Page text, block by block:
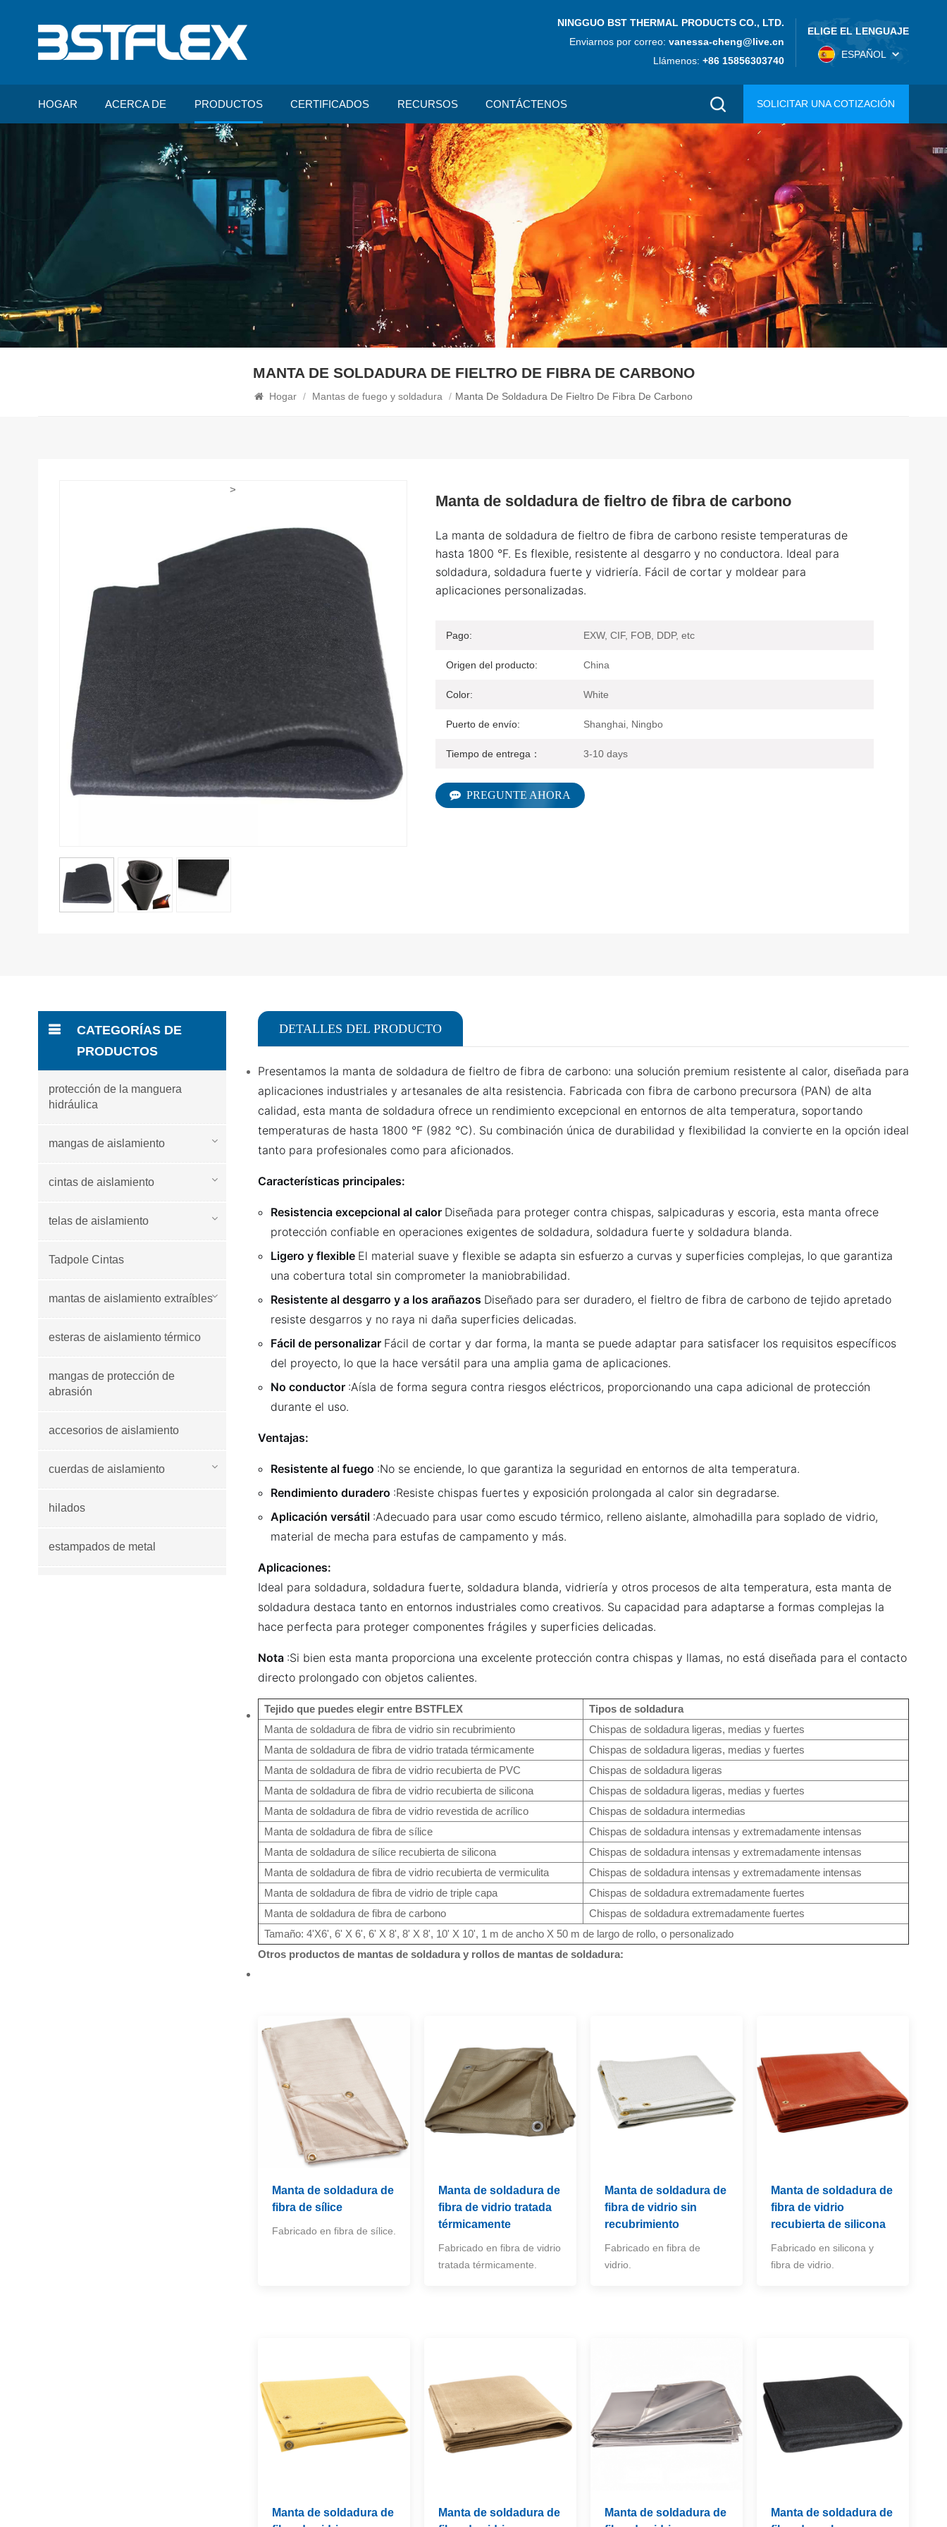
NINGGUO BST THERMAL PRODUCTS CO., LTD.
Enviarnos por correo:vanessa-cheng@live.cn
Llámenos:+86 15856303740
ELIGE EL LENGUAJE
ESPAÑOL
HOGAR ACERCA DE PRODUCTOS CERTIFICADOS RECURSOS CONTÁCTENOS SOLICITAR UNA COTIZACIÓN
MANTA DE SOLDADURA DE FIELTRO DE FIBRA DE CARBONO
Hogar / Mantas de fuego y soldadura / Manta De Soldadura De Fieltro De Fibra De Carbono
>
Manta de soldadura de fieltro de fibra de carbono
La manta de soldadura de fieltro de fibra de carbono resiste temperaturas de
hasta 1800 °F. Es flexible, resistente al desgarro y no conductora. Ideal para
soldadura, soldadura fuerte y vidriería. Fácil de cortar y moldear para
aplicaciones personalizadas.
Pago: EXW, CIF, FOB, DDP, etc
Origen del producto: China
Color: White
Puerto de envío: Shanghai, Ningbo
Tiempo de entrega： 3-10 days
PREGUNTE AHORA
DETALLES DEL PRODUCTO
Presentamos la manta de soldadura de fieltro de fibra de carbono: una solución premium resistente al calor, diseñada para
aplicaciones industriales y artesanales de alta resistencia. Fabricada con fibra de carbono precursora (PAN) de alta
calidad, esta manta de soldadura ofrece un rendimiento excepcional en entornos de alta temperatura, soportando
temperaturas de hasta 1800 °F (982 °C). Su combinación única de durabilidad y flexibilidad la convierte en la opción ideal
tanto para profesionales como para aficionados.
Características principales:
Resistencia excepcional al calor Diseñada para proteger contra chispas, salpicaduras y escoria, esta manta ofrece
protección confiable en operaciones exigentes de soldadura, soldadura fuerte y soldadura blanda.
Ligero y flexible El material suave y flexible se adapta sin esfuerzo a curvas y superficies complejas, lo que garantiza
una cobertura total sin comprometer la maniobrabilidad.
Resistente al desgarro y a los arañazos Diseñado para ser duradero, el fieltro de fibra de carbono de tejido apretado
resiste desgarros y no raya ni daña superficies delicadas.
Fácil de personalizar Fácil de cortar y dar forma, la manta se puede adaptar para satisfacer los requisitos específicos
del proyecto, lo que la hace versátil para una amplia gama de aplicaciones.
No conductor :Aísla de forma segura contra riesgos eléctricos, proporcionando una capa adicional de protección
durante el uso.
Ventajas:
Resistente al fuego :No se enciende, lo que garantiza la seguridad en entornos de alta temperatura.
Rendimiento duradero :Resiste chispas fuertes y exposición prolongada al calor sin degradarse.
Aplicación versátil :Adecuado para usar como escudo térmico, relleno aislante, almohadilla para soplado de vidrio,
material de mecha para estufas de campamento y más.
Aplicaciones:
Ideal para soldadura, soldadura fuerte, soldadura blanda, vidriería y otros procesos de alta temperatura, esta manta de
soldadura destaca tanto en entornos industriales como creativos. Su capacidad para adaptarse a formas complejas la
hace perfecta para proteger componentes frágiles y superficies delicadas.
Nota :Si bien esta manta proporciona una excelente protección contra chispas y llamas, no está diseñada para el contacto
directo prolongado con objetos calientes.
Tejido que puedes elegir entre BSTFLEX
Tipos de soldadura
Manta de soldadura de fibra de vidrio sin recubrimiento
Chispas de soldadura ligeras, medias y fuertes
Manta de soldadura de fibra de vidrio tratada térmicamente
Chispas de soldadura ligeras, medias y fuertes
Manta de soldadura de fibra de vidrio recubierta de PVC
Chispas de soldadura ligeras
Manta de soldadura de fibra de vidrio recubierta de silicona
Chispas de soldadura ligeras, medias y fuertes
Manta de soldadura de fibra de vidrio revestida de acrílico
Chispas de soldadura intermedias
Manta de soldadura de fibra de sílice
Chispas de soldadura intensas y extremadamente intensas
Manta de soldadura de sílice recubierta de silicona
Chispas de soldadura intensas y extremadamente intensas
Manta de soldadura de fibra de vidrio recubierta de vermiculita
Chispas de soldadura intensas y extremadamente intensas
Manta de soldadura de fibra de vidrio de triple capa
Chispas de soldadura extremadamente fuertes
Manta de soldadura de fibra de carbono
Chispas de soldadura extremadamente fuertes
Tamaño: 4'X6', 6' X 6', 6' X 8', 8' X 8', 10' X 10', 1 m de ancho X 50 m de largo de rollo, o personalizado
Otros productos de mantas de soldadura y rollos de mantas de soldadura:
Manta de soldadura de
fibra de sílice
Fabricado en fibra de sílice.
Manta de soldadura de
fibra de vidrio tratada
térmicamente
Fabricado en fibra de vidrio
tratada térmicamente.
Manta de soldadura de
fibra de vidrio sin
recubrimiento
Fabricado en fibra de
vidrio.
Manta de soldadura de
fibra de vidrio
recubierta de silicona
Fabricado en silicona y
fibra de vidrio.
Manta de soldadura de
Manta de soldadura de
Manta de soldadura de
Manta de soldadura de
CATEGORÍAS DE
PRODUCTOS
protección de la manguera
hidráulica
mangas de aislamiento
cintas de aislamiento
telas de aislamiento
Tadpole Cintas
mantas de aislamiento extraíbles
esteras de aislamiento térmico
mangas de protección de
abrasión
accesorios de aislamiento
cuerdas de aislamiento
hilados
estampados de metal